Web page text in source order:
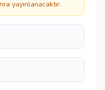
yayınlanacaktır.